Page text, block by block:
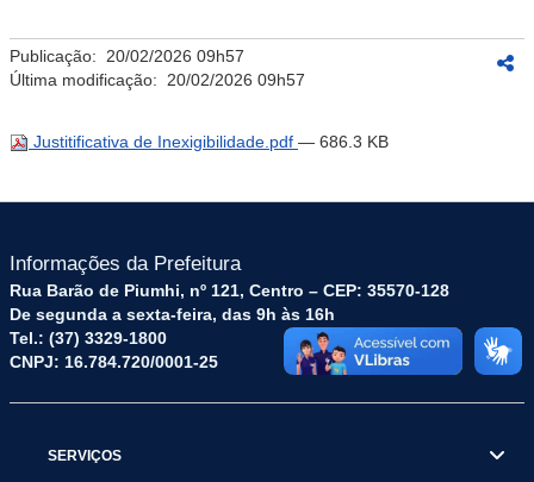
Publicação: 20/02/2026 09h57
Última modificação: 20/02/2026 09h57
Justitificativa de Inexigibilidade.pdf — 686.3 KB
Informações da Prefeitura
Rua Barão de Piumhi, nº 121, Centro – CEP: 35570-128
De segunda a sexta-feira, das 9h às 16h
Tel.: (37) 3329-1800
CNPJ: 16.784.720/0001-25
SERVIÇOS